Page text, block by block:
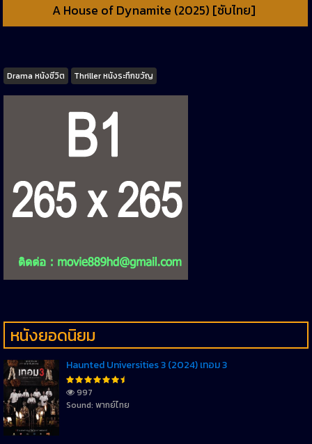
A House of Dynamite (2025) [ซับไทย]
Tags
Drama หนังชีวิต Thriller หนังระทึกขวัญ
หนังยอดนิยม
Haunted Universities 3 (2024) เทอม 3
997
Sound: พากย์ไทย